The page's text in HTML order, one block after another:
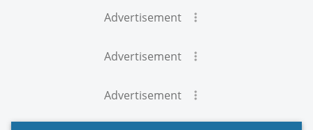
Advertisement
Advertisement
Advertisement